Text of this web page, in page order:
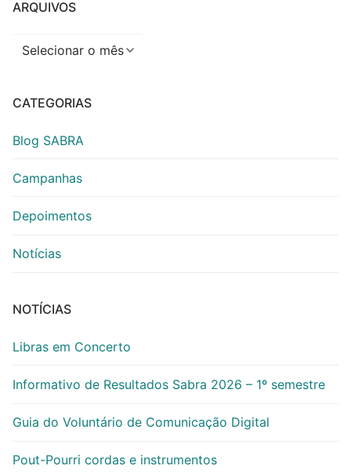
ARQUIVOS
Arquivos
CATEGORIAS
Blog SABRA
Campanhas
Depoimentos
Notícias
NOTÍCIAS
Libras em Concerto
Informativo de Resultados Sabra 2026 – 1º semestre
Guia do Voluntário de Comunicação Digital
Pout-Pourri cordas e instrumentos